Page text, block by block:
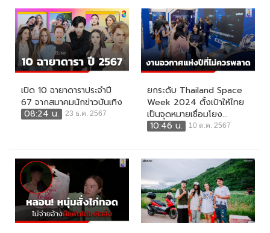
เปิด 10 ฉายาดาราประจำปี
67 จากสมาคมนักข่าวบันเทิง
08:24 น.
23 ธ.ค. 2567
ยกระดับ Thailand Space
Week 2024 ตั้งเป้าให้ไทย
เป็นจุดหมายเชื่อมโยง...
10:46 น.
10 ต.ค. 2567